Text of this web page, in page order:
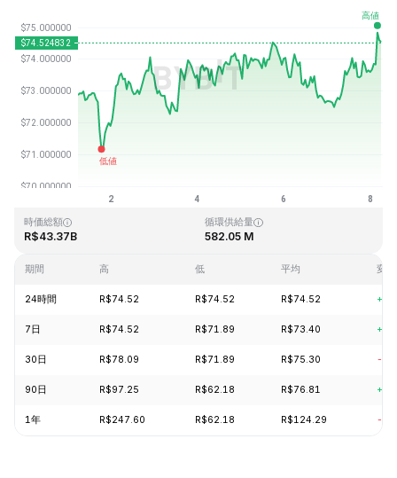
最終更新日時：2026-08-08、05:24 GMT+0
過去最高値
時価総額
R$43.37B
循環供給量
582.05 M
期間 高 低 平均 変動
24時間 R$74.52 R$74.52 R$74.52
7日 R$74.52 R$71.89 R$73.40
30日 R$78.09 R$71.89 R$75.30 -
90日 R$97.25 R$62.18 R$76.81
1年 R$247.60 R$62.18 R$124.29 -